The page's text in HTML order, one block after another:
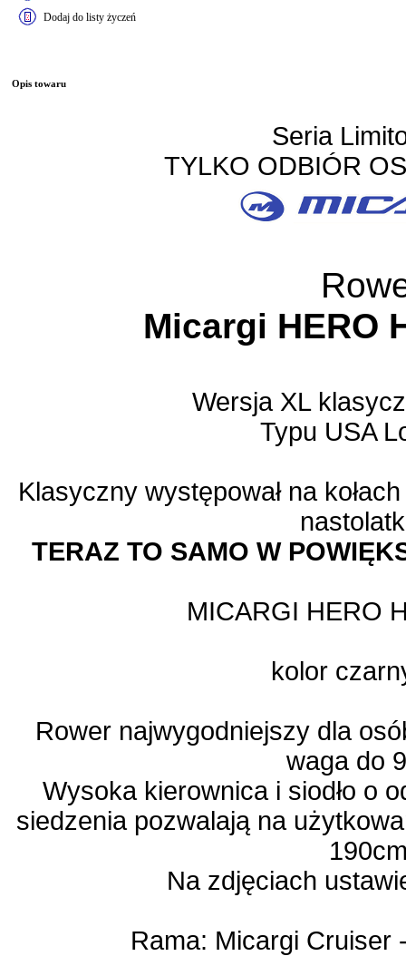
Dodaj do listy życzeń
Opis towaru
Seria
TYLKO ODBIÓR
Micargi HERO
Wersja XL
Typu USA
Klasyczny występował na
TERAZ TO SAMO W
MICARGI HERO
kolor
Rower najwygodniejszy dla
waga do
Wysoka kierownica i siodło o
siedzenia pozwalają na
Na zdjęciach
Rama: Micargi Cruiser